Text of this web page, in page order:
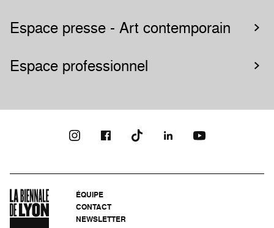
Espace presse - Art contemporain
Espace professionnel
ÉQUIPE
CONTACT
NEWSLETTER